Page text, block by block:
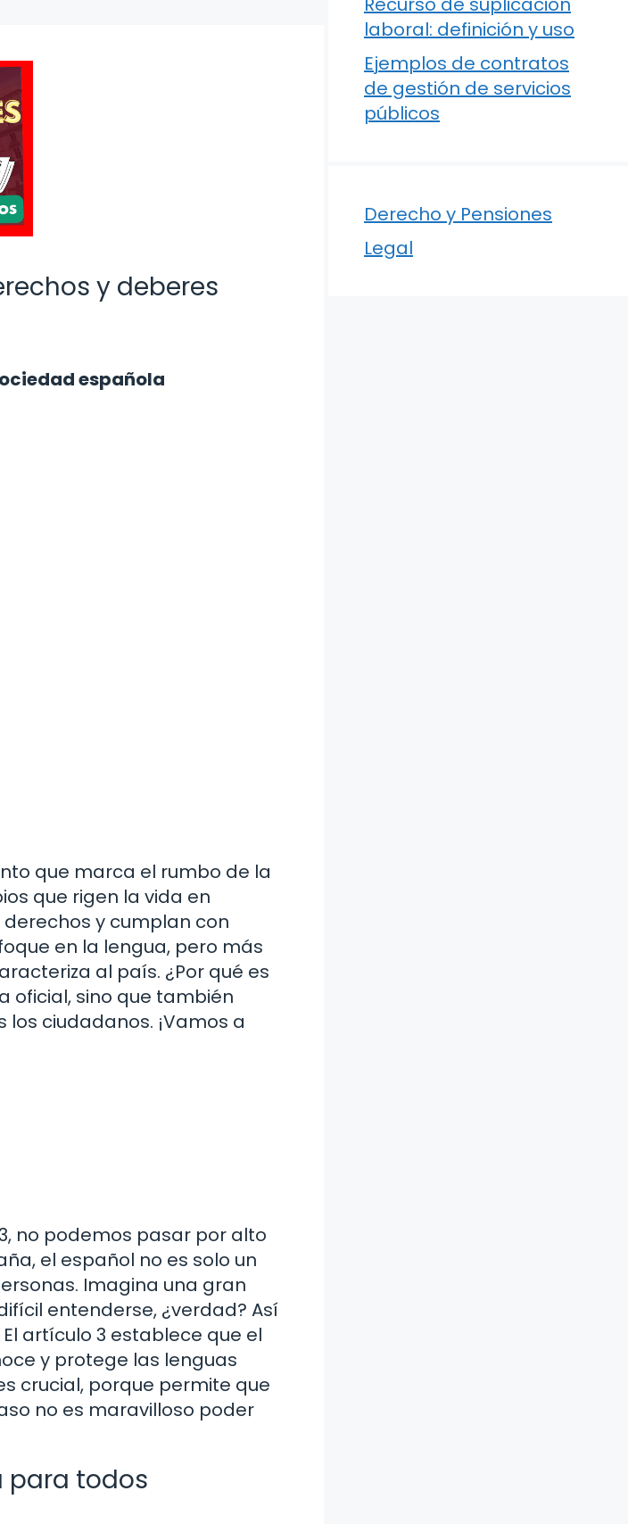
y deberes
española
que marca el rumbo de la
que rigen la vida en
y cumplan con
en la lengua, pero más
al país. ¿Por qué es
oficial, sino que también
ciudadanos. ¡Vamos a
no podemos pasar por alto
el español no es solo un
Imagina una gran
entenderse, ¿verdad? Así
artículo 3 establece que el
y protege las lenguas
crucial, porque permite que
no es maravilloso poder
para todos
laboral: definición y uso
Ejemplos de contratos
de gestión de servicios
públicos
Derecho y Pensiones
Legal